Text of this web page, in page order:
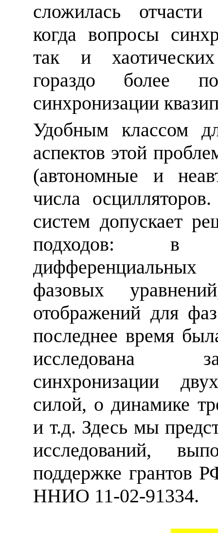
сложилась отчасти
когда вопросы
так и
гораздо более
синхронизации
Удобным классом
аспектов этой
(автономные и
числа
систем допускает
подходов: в
фазовых
отображений для
последнее время
исследована
синхронизации
силой, о динамике
и т.д. Здесь мы
исследований,
поддержке
ННИО 11-02-91334.